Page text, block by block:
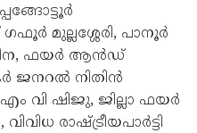
മുല്ലശ്ശേരി, പാനൂർ
ഫയർ ആൻഡ്
ജനറൽ നിതിൻ
വി ഷിജു, ജില്ലാ ഫയർ
രാഷ്ട്രീയപാർട്ടി